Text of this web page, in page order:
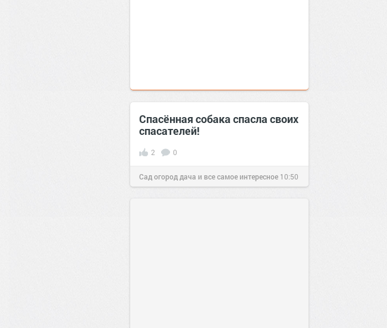
Спасённая собака спасла своих
спасателей!
2 0
Сад огород дача и все самое интересное 10:50